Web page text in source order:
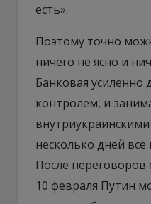
есть».
Поэтому точно
ничего не ясно и
Банковая усиленно
контролем, и
несколько дней
После переговоров
10 февраля Путин